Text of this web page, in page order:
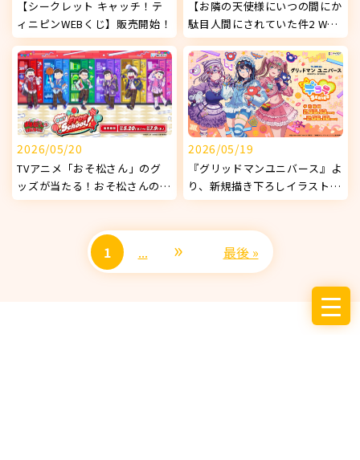
【シークレット キャッチ！テ
ィニピンWEBくじ】販売開始！
【お隣の天使様にいつの間にか
駄目人間にされていた件2 WEB
くじ ～夏色スナップ～】販売
開始!
2026/05/20
TVアニメ「おそ松さん」のグ
ッズが当たる！おそ松さんの
WEBくじ 第29弾 『Our Free
2026/05/19
『グリッドマンユニバース』よ
り、新規描き下ろしイラストを
使用したオリジナルグッズが発
1 ... » 最後 »